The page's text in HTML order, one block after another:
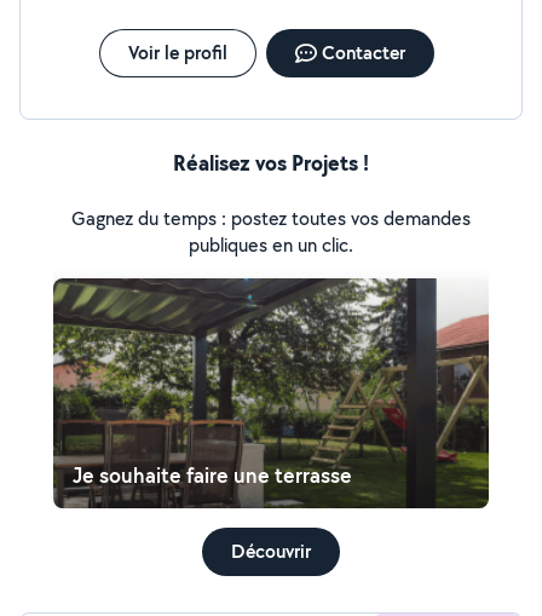
Voir le profil Contacter
Réalisez vos Projets !
Gagnez du temps : postez toutes vos demandes
publiques en un clic.
Je souhaite faire une terrasse
Découvrir